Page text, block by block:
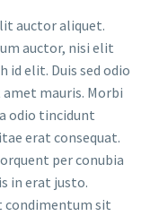
auctor aliquet.
auctor, nisi elit
id elit. Duis sed odio
mauris. Morbi
odio tincidunt
erat consequat.
per conubia
in erat justo.
condimentum sit